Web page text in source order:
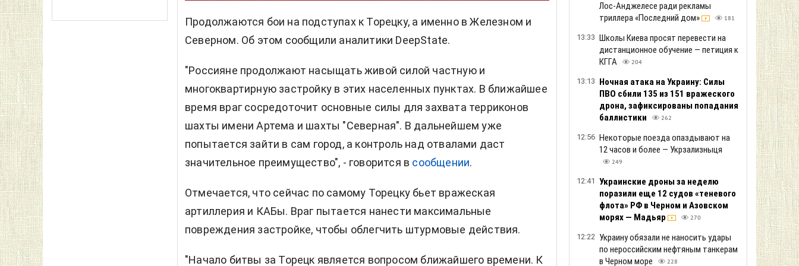
Продолжаются бои на подступах к Торецку, а именно в Железном и
Северном. Об этом сообщили аналитики DeepState.
"Россияне продолжают насыщать живой силой частную и
многоквартирную застройку в этих населенных пунктах. В ближайшее
время враг сосредоточит основные силы для захвата терриконов
шахты имени Артема и шахты "Северная". В дальнейшем уже
попытается зайти в сам город, а контроль над отвалами даст
значительное преимущество", - говорится в сообщении.
Отмечается, что сейчас по самому Торецку бьет вражеская
артиллерия и КАБы. Враг пытается нанести максимальные
повреждения застройке, чтобы облегчить штурмовые действия.
"Начало битвы за Торецк является вопросом ближайшего времени. К
Лос-Анджелесе ради рекламы
триллера «Последний дом»
181
13:33 Школы Киева просят перевести на
дистанционное обучение — петиция к
КГГА
204
13:13 Ночная атака на Украину: Силы
ПВО сбили 135 из 151 вражеского
дрона, зафиксированы попадания
баллистики
262
12:56 Некоторые поезда опаздывают на
12 часов и более — Укрзализныця
249
12:41 Украинские дроны за неделю
поразили еще 12 судов «теневого
флота» РФ в Черном и Азовском
морях — Мадьяр
270
12:22 Украину обязали не наносить удары
по нероссийским нефтяным танкерам
в Черном море
228